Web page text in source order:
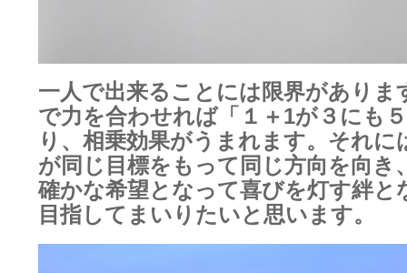
一人で出来ることには限界がありま
で力を合わせれば「１＋1が３にも
り、相乗効果がうまれます。それに
が同じ目標をもって同じ方向を向き
確かな希望となって喜びを灯す絆と
目指してまいりたいと思います。